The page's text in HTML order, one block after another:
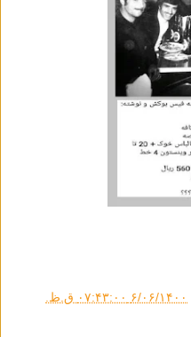
۶/۰۶/۱۴۰۰ ۰۷:۴۳:۰۰ ق.ظ.